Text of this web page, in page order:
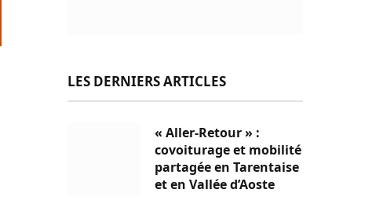
LES DERNIERS ARTICLES
« Aller-Retour » :
covoiturage et mobilité
partagée en Tarentaise
et en Vallée d’Aoste